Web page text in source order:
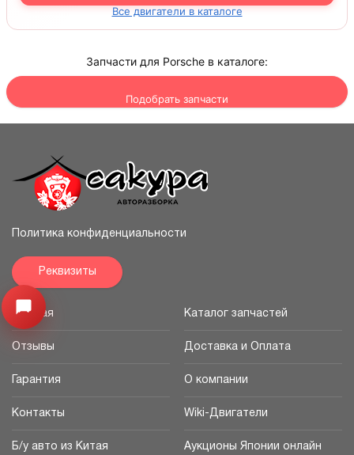
Все двигатели в каталоге
Запчасти для Porsche в каталоге:
Подобрать запчасти
Узнайте цену запчасти -> Открыть меню
Политика конфиденциальности
Реквизиты
Главная Каталог запчастей
Отзывы Доставка и Оплата
Гарантия О компании
Контакты Wiki-Двигатели
Б/у авто из Китая Аукционы Японии онлайн